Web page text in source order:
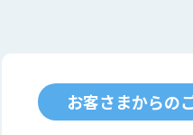
お客さまからの